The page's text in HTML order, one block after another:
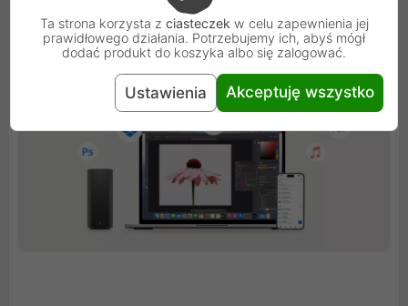
łączy ochrony hasłem lub daty wygaśnięcia w celu
ograniczenia możliwości ich otwierania.
Ta strona korzysta z ciasteczek w celu zapewnienia jej
prawidłowego działania. Potrzebujemy ich, abyś mógł
dodać produkt do koszyka albo się zalogować.
Ustawienia Akceptuję wszystko